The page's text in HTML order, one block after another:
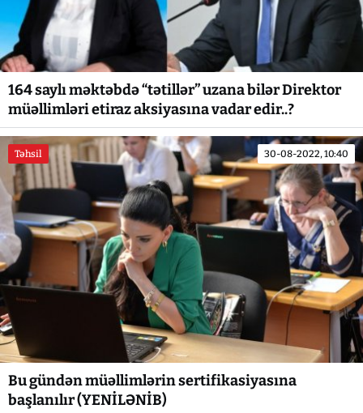
164 saylı məktəbdə “tətillər” uzana bilər Direktor
müəllimləri etiraz aksiyasına vadar edir..?
Təhsil 30-08-2022, 10:40
Bu gündən müəllimlərin sertifikasiyasına
başlanılır (YENİLƏNİB)